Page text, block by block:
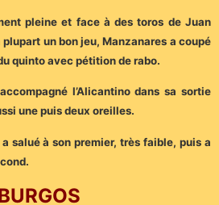
pleine et face à des toros de Juan
un bon jeu, Manzanares a coupé
quinto avec pétition de rabo.
l’Alicantino dans sa sortie
une puis deux oreilles.
salué à son premier, très faible, puis a